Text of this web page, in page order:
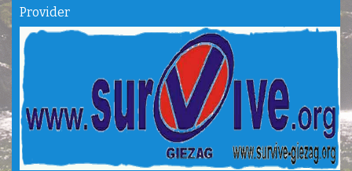
Provider